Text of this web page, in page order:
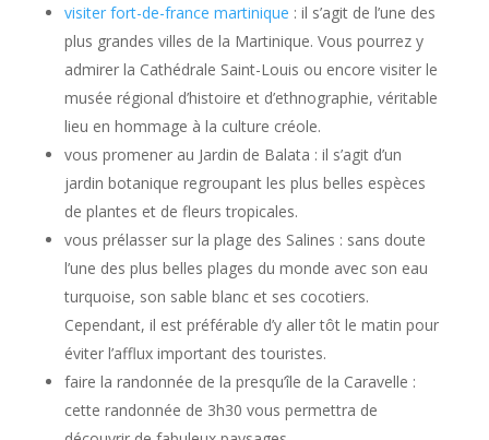
visiter fort-de-france martinique : il s’agit de l’une des
plus grandes villes de la Martinique. Vous pourrez y
admirer la Cathédrale Saint-Louis ou encore visiter le
musée régional d’histoire et d’ethnographie, véritable
lieu en hommage à la culture créole.
vous promener au Jardin de Balata : il s’agit d’un
jardin botanique regroupant les plus belles espèces
de plantes et de fleurs tropicales.
vous prélasser sur la plage des Salines : sans doute
l’une des plus belles plages du monde avec son eau
turquoise, son sable blanc et ses cocotiers.
Cependant, il est préférable d’y aller tôt le matin pour
éviter l’afflux important des touristes.
faire la randonnée de la presqu’île de la Caravelle :
cette randonnée de 3h30 vous permettra de